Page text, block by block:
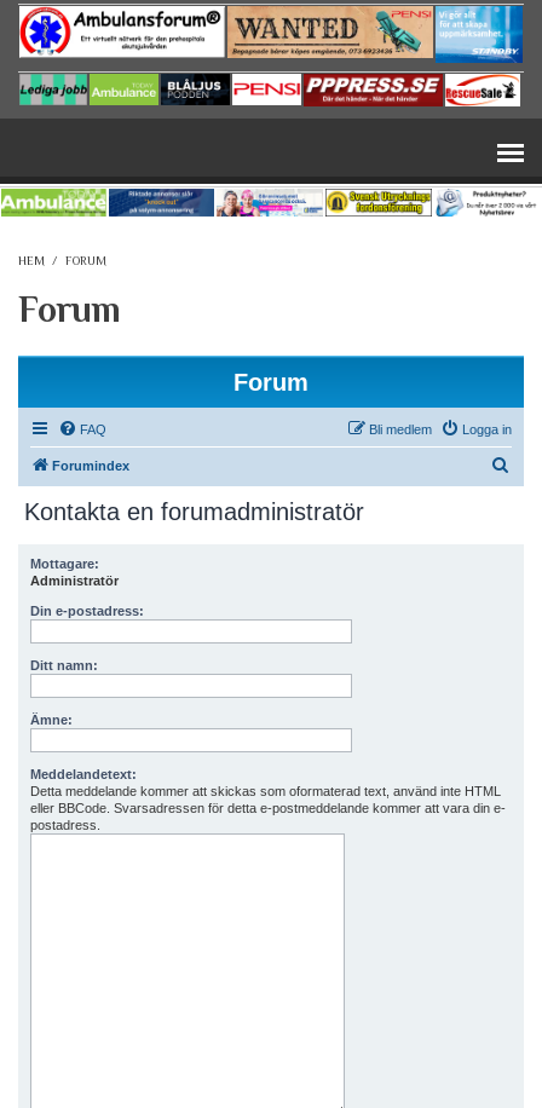
Hoppa till huvudinnehåll
HEM / FORUM
Forum